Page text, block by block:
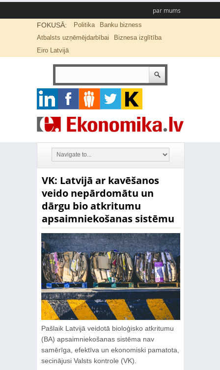
par mums
FOKUSĀ: Politika
Banku bizness
Atbalsts uzņēmējdarbībai
Biznesa izglītība
Eiro Latvijā
VK: Latvijā ar kavēšanos
veido nepārdomātu un
dārgu bio atkritumu
apsaimniekošanas sistēmu
Pašlaik Latvijā veidotā bioloģisko atkritumu
(BA) apsaimniekošanas sistēma nav
samērīga, efektīva un ekonomiski pamatota,
secinājusi Valsts kontrole (VK).